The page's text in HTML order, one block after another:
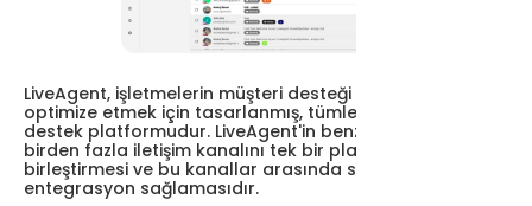
LiveAgent, işletmelerin müşteri desteği operasyonlarını
optimize etmek için tasarlanmış, tümleşik bir müşteri
destek platformudur. LiveAgent'in benzersiz özelliği,
birden fazla iletişim kanalını tek bir platformda
birleştirmesi ve bu kanallar arasında sorunsuz
entegrasyon sağlamasıdır.